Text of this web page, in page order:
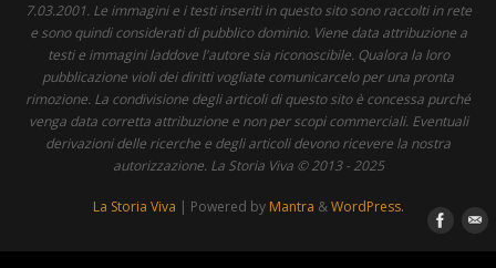
7.03.2001. Le immagini e i testi inseriti in questo sito sono raccolti in rete
e sono quindi considerati di pubblico dominio. Viene data attribuzione a
testi e immagini laddove l'autore sia riconoscibile. Qualora la loro
pubblicazione violi dei diritti vogliate comunicarcelo per una pronta
rimozione. La condivisione degli articoli di questo sito è concessa purché
venga data corretta attribuzione e non per scopi commerciali. Eventuali
derivazioni delle ricerche e degli articoli devono ricevere la nostra
autorizzazione. La Storia Viva © 2013 - 2025
La Storia Viva | Powered by Mantra &WordPress.